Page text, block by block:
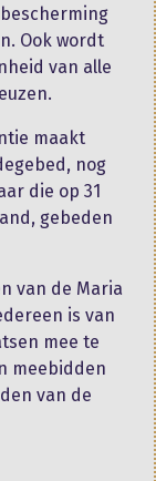
Ook wordt
van alle
maakt
nog
die op 31
gebeden
van de Maria
is van
mee te
meebidden
van de